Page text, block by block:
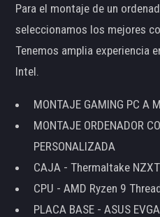
Para el montaje de un
seleccionamos los mejores
Tenemos amplia experiencia
Intel.
MONTAJE GAMING PC A
MONTAJE ORDENADOR
PERSONALIZADA
CAJA - Thermaltake
CPU - AMD Ryzen 9
PLACA BASE - ASUS